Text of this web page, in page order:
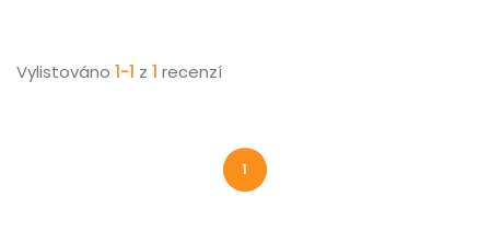
Vylistováno 1-1 z 1 recenzí
1